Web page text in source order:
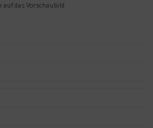
auf das Vorschaubild